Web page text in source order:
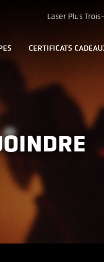
Laser Plus
CERTIFICATS